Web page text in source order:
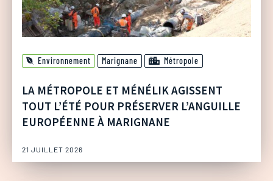
Environnement Marignane Métropole
LA MÉTROPOLE ET MÉNÉLIK AGISSENT
TOUT L’ÉTÉ POUR PRÉSERVER L’ANGUILLE
EUROPÉENNE À MARIGNANE
21 JUILLET 2026